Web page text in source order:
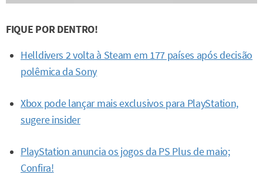
FIQUE POR DENTRO!
Helldivers 2 volta à Steam em 177 países após decisão
polêmica da Sony
Xbox pode lançar mais exclusivos para PlayStation,
sugere insider
PlayStation anuncia os jogos da PS Plus de maio;
Confira!